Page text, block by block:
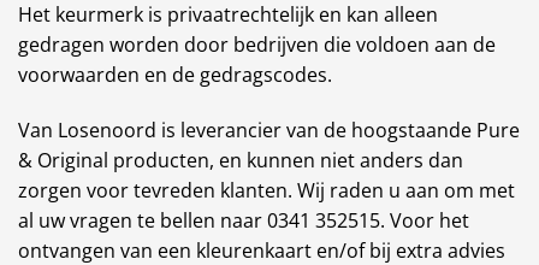
Het keurmerk is privaatrechtelijk en kan alleen
gedragen worden door bedrijven die voldoen aan de
voorwaarden en de gedragscodes.
Van Losenoord is leverancier van de hoogstaande Pure
& Original producten, en kunnen niet anders dan
zorgen voor tevreden klanten. Wij raden u aan om met
al uw vragen te bellen naar 0341 352515. Voor het
ontvangen van een kleurenkaart en/of bij extra advies